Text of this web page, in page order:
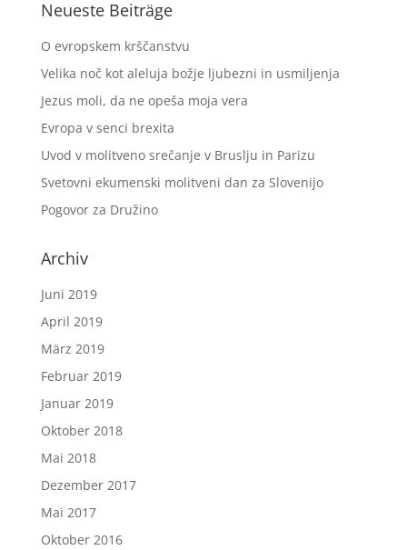
Neueste Beiträge
O evropskem krščanstvu
Velika noč kot aleluja božje ljubezni in usmiljenja
Jezus moli, da ne opeša moja vera
Evropa v senci brexita
Uvod v molitveno srečanje v Bruslju in Parizu
Svetovni ekumenski molitveni dan za Slovenijo
Pogovor za Družino
Archiv
Juni 2019
April 2019
März 2019
Februar 2019
Januar 2019
Oktober 2018
Mai 2018
Dezember 2017
Mai 2017
Oktober 2016